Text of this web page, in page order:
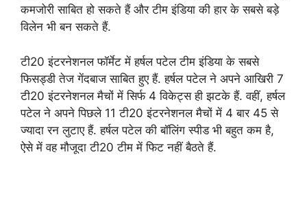
कमजोरी साबित हो सकते हैं और टीम इंडिया की हार के सबसे बड़े
विलेन भी बन सकते हैं.
टी20 इंटरनेशनल फॉर्मेट में हर्षल पटेल टीम इंडिया के सबसे
फिसड्डी तेज गेंदबाज साबित हुए हैं. हर्षल पटेल ने अपने आखिरी 7
टी20 इंटरनेशनल मैचों में सिर्फ 4 विकेट्स ही झटके हैं. वहीं, हर्षल
पटेल ने अपने पिछले 11 टी20 इंटरनेशनल मैचों में 4 बार 45 से
ज्यादा रन लुटाए हैं. हर्षल पटेल की बॉलिंग स्पीड भी बहुत कम है,
ऐसे में वह मौजूदा टी20 टीम में फिट नहीं बैठते हैं.